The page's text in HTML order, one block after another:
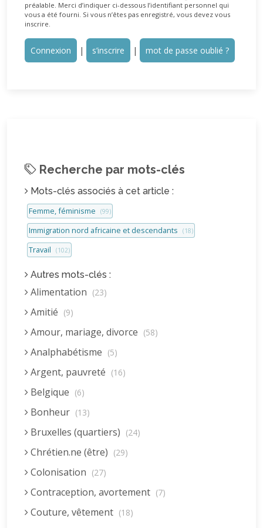
préalable. Merci d’indiquer ci-dessous l’identifiant personnel qui
vous a été fourni. Si vous n’êtes pas enregistré, vous devez vous
inscrire.
Connexion | s’inscrire | mot de passe oublié ?
Recherche par mots-clés
Mots-clés associés à cet article :
Femme, féminisme (99)
Immigration nord africaine et descendants (18)
Travail (102)
Autres mots-clés :
Alimentation (23)
Amitié (9)
Amour, mariage, divorce (58)
Analphabétisme (5)
Argent, pauvreté (16)
Belgique (6)
Bonheur (13)
Bruxelles (quartiers) (24)
Chrétien.ne (être) (29)
Colonisation (27)
Contraception, avortement (7)
Couture, vêtement (18)